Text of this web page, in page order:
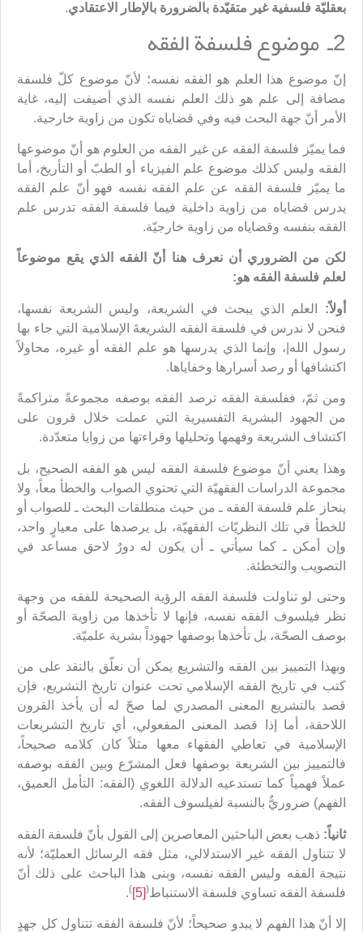
بعقليّة فلسفية غير متقيّدة بالضرورة بالإطار الاعتقادي.
2ـ موضوع فلسفة الفقه
إنّ موضوع هذا العلم هو الفقه نفسه؛ لأنّ موضوع كلّ فلسفة
مضافة إلى علم هو ذلك العلم نفسه الذي أضيفت إليه، غاية
الأمر أنّ جهة البحث فيه وفي قضاياه تكون من زاوية خارجية.
فما يميّز فلسفة الفقه عن غير الفقه من العلوم هو أنّ موضوعها
الفقه وليس كذلك موضوع علم الفيزياء أو الطبّ أو التأريخ، أما
ما يميّز فلسفة الفقه عن علم الفقه نفسه فهو أنّ علم الفقه
يدرس قضاياه من زاوية داخلية فيما فلسفة الفقه تدرس علم
الفقه بنفسه وقضاياه من زاوية خارجيّة.
لكن من الضروري أن نعرف هنا أنّ الفقه الذي يقع موضوعاً
لعلم فلسفة الفقه هو:
أولاً: العلم الذي يبحث في الشريعة، وليس الشريعة نفسها،
فنحن لا ندرس في فلسفة الفقه الشريعةَ الإسلامية التي جاء بها
رسول الله|، وإنما الذي يدرسها هو علم الفقه أو غيره، محاولاً
اكتشافها أو رصد أسرارها وخفاياها.
ومن ثمّ، ففلسفة الفقه ترصد الفقه بوصفه مجموعةً متراكمةً
من الجهود البشرية التفسيرية التي عملت خلال قرون على
اكتشاف الشريعة وفهمها وتحليلها وقراءتها من زوايا متعدّدة.
وهذا يعني أنّ موضوع فلسفة الفقه ليس هو الفقه الصحيح، بل
مجموعة الدراسات الفقهيّة التي تحتوي الصواب والخطأ معاً، ولا
ينحاز علم فلسفة الفقه ـ من حيث منطلقات البحث ـ للصواب أو
للخطأ في تلك النظريّات الفقهيّة، بل يرصدها على معيارٍ واحد،
وإن أمكن ـ كما سيأتي ـ أن يكون له دورٌ لاحق مساعد في
التصويب والتخطئة.
وحتى لو تناولت فلسفة الفقه الرؤية الصحيحة للفقه من وجهة
نظر فيلسوف الفقه نفسه، فإنها لا تأخذها من زاوية الصحّة أو
بوصف الصحّة، بل تأخذها بوصفها جهوداً بشرية علميّة.
وبهذا التمييز بين الفقه والتشريع يمكن أن نعلّق بالنقد على من
كتب في تاريخ الفقه الإسلامي تحت عنوان تاريخ التشريع، فإن
قصد بالتشريع المعنى المصدري لما صحّ له أن يأخذ القرون
اللاحقة، أما إذا قصد المعنى المفعولي، أي تاريخ التشريعات
الإسلامية في تعاطي الفقهاء معها مثلاً كان كلامه صحيحاً،
فالتمييز بين الشريعة بوصفها فعل المشرّع وبين الفقه بوصفه
عملاً فهمياً كما تستدعيه الدلالة اللغوي (الفقه: التأمل العميق،
الفهم) ضروريٌّ بالنسبة لفيلسوف الفقه.
ثانياً: ذهب بعض الباحثين المعاصرين إلى القول بأنّ فلسفة الفقه
لا تتناول الفقه غير الاستدلالي، مثل فقه الرسائل العمليّة؛ لأنه
نتيجة الفقه وليس الفقه نفسه، وبنى هذا الباحث على ذلك أنّ
فلسفة الفقه تساوي فلسفة الاستنباط(
[5]
)
.
إلا أنّ هذا الفهم لا يبدو صحيحاً؛ لأنّ فلسفة الفقه تتناول كل جهدٍ